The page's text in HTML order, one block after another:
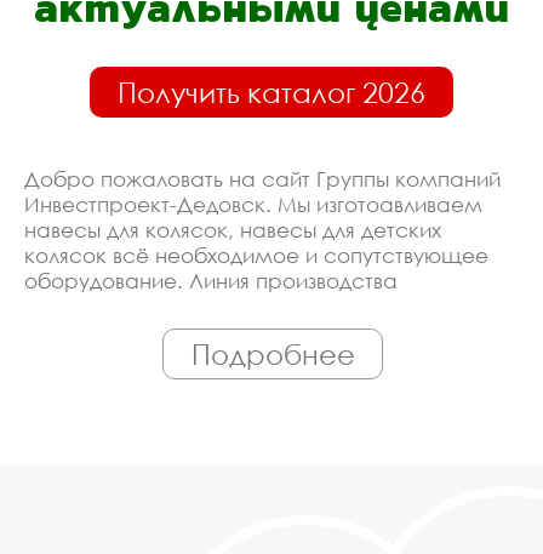
Получить каталог 2026
Добро пожаловать на сайт Группы компаний
Инвестпроект-Дедовск. Мы изготоавливаем
навесы для колясок, навесы для детских
колясок всё необходимое и сопутствующее
оборудование. Линия производства
работает только квалифицированный
персонал. Поэтому Вы всегда можете
рассчитывать на исключительно высокую
Подробнее